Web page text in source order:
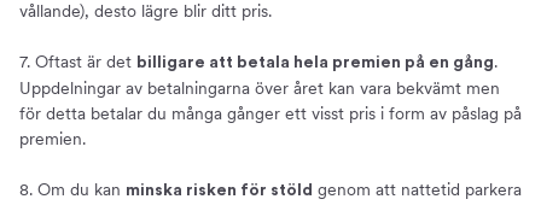
vållande), desto lägre blir ditt pris.
7. Oftast är det billigare att betala hela premien på en gång.
Uppdelningar av betalningarna över året kan vara bekvämt men
för detta betalar du många gånger ett visst pris i form av påslag på
premien.
8. Om du kan minska risken för stöld genom att nattetid parkera